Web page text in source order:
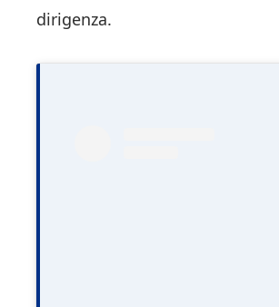
dirigenza.